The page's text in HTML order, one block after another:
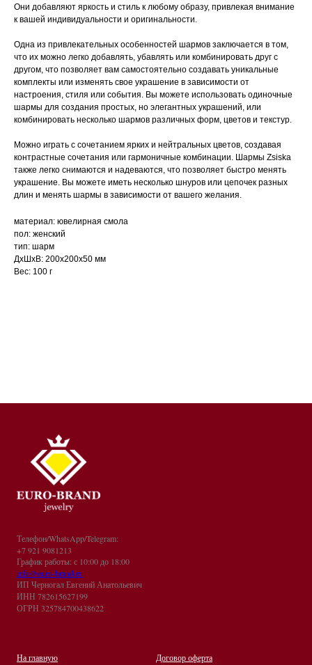
Они добавляют яркость и стиль к любому образу, привлекая внимание
к вашей индивидуальности и оригинальности.
Одна из привлекательных особенностей шармов заключается в том,
что их можно легко добавлять, убавлять или комбинировать друг с
другом, что позволяет вам самостоятельно создавать уникальные
комплекты или изменять свое украшение в зависимости от
настроения, стиля или события. Вы можете использовать одиночные
шармы для создания простых, но элегантных украшений, или
комбинировать несколько шармов различных форм, цветов и текстур.
Можно играть с сочетанием ярких и нейтральных цветов, создавая
контрастные сочетания или гармоничные комбинации. Шармы Zsiska
также легко снимаются и надеваются, что позволяет быстро менять
украшение. Вы можете иметь несколько шнуров или цепочек разных
длин и менять шармы в зависимости от вашего желания.
материал: ювелирная смола
пол: женский
тип: шарм
ДxШxВ: 200x200x50 мм
Вес: 100 г
Телефон/WhatsApp/Telegram:
+7 921 9081213
График работы: с 10:00 до 18:00
info@euro-brand.ru
ИП Черногал Евгений Анатольевич
ИНН 782615627199
ОГРН 325784700438622
На главную Договор оферта